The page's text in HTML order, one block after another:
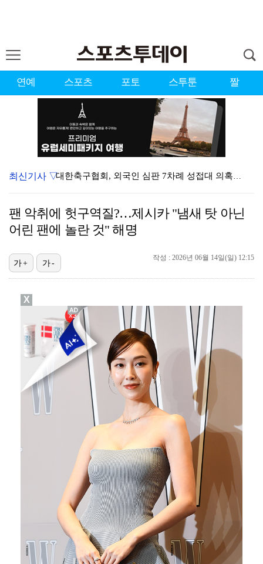
연예 스포츠 포토 스투툰 짤
대한축구협회, 외국인 심판 7차례 성접대 의혹…이 기간…
3승 사냥 시동 건 서교림 "샷·퍼트 만족스러워…좋은 …
박지훈, 9월 잠실실내체육관서 앙코르 콘서트 개최
"기분 맞춰주려고" 축구협회, 외국인 심판 성접대 의혹…
'주장 완장' 김민재, 한국 떠나기 전 뮌헨 동료들에게…
최신기사 ▽
팬 악취에 헛구역질?…제시카 "냄새 탓 아닌
어린 팬에 놀란 것" 해명
작성 : 2026년 06월 14일(일) 12:15
가+ 가-
X